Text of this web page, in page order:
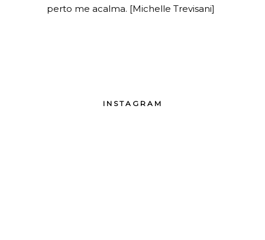
perto me acalma. [Michelle Trevisani]
INSTAGRAM